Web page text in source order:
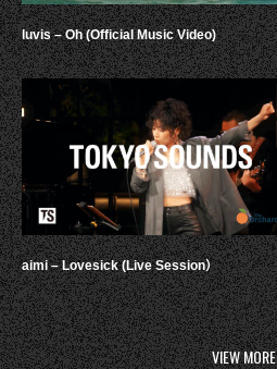
luvis – Oh (Official Music Video)
aimi – Lovesick (Live Session）
VIEW MORE